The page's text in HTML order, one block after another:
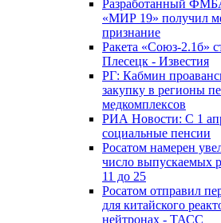
Разработанный
«МИР 19» получил
признание
Ракета «Союз-2.1б»
Плесецк - Известия
РГ: Кабмин
закупку в регионы
медкомплексов
РИА Новости: С 1
социальные пенсии
Росатом намерен
число выпускаемых
11 до 25
Росатом отправил
для китайского
нейтронах - ТАСС